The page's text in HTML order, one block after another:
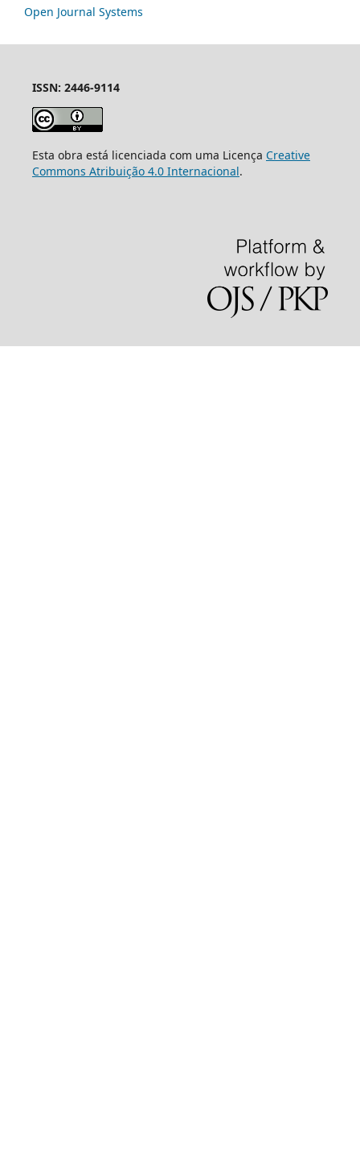
Open Journal Systems
ISSN: 2446-9114
Esta obra está licenciada com uma Licença Creative
Commons Atribuição 4.0 Internacional.